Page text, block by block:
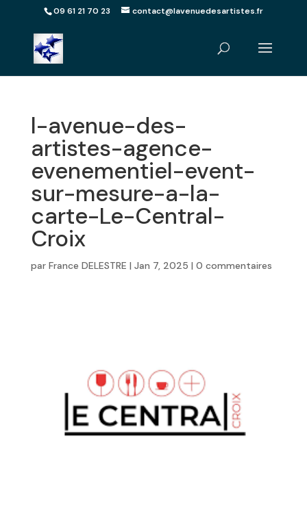
09 61 21 70 23 contact@lavenuedesartistes.fr
l-avenue-des-
artistes-agence-
evenementiel-event-
sur-mesure-a-la-
carte-Le-Central-
Croix
par France DELESTRE | Jan 7, 2025 | 0 commentaires